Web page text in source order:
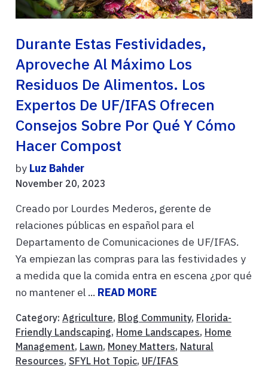
Durante Estas Festividades,
Aproveche Al Máximo Los
Residuos De Alimentos. Los
Expertos De UF/IFAS Ofrecen
Consejos Sobre Por Qué Y Cómo
Hacer Compost
by Luz Bahder
November 20, 2023
Creado por Lourdes Mederos, gerente de
relaciones públicas en español para el
Departamento de Comunicaciones de UF/IFAS.
Ya empiezan las compras para las festividades y
a medida que la comida entra en escena ¿por qué
no mantener el ... READ MORE
Category: Agriculture, Blog Community, Florida-
Friendly Landscaping, Home Landscapes, Home
Management, Lawn, Money Matters, Natural
Resources, SFYL Hot Topic, UF/IFAS